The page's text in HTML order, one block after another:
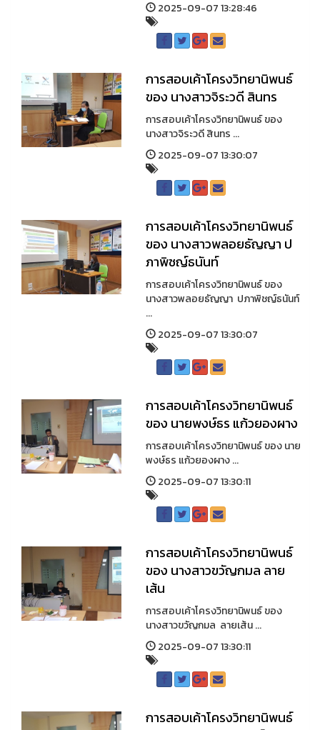
2025-09-07 13:28:46
การสอบเค้าโครงวิทยานิพนธ์
ของ นางสาวจิระวดี สินทร
การสอบเค้าโครงวิทยานิพนธ์ ของ
นางสาวจิระวดี สินทร ...
2025-09-07 13:30:07
การสอบเค้าโครงวิทยานิพนธ์
ของ นางสาวพลอยธัญญา ป
ภาพิชญ์ธนันท์
การสอบเค้าโครงวิทยานิพนธ์ ของ
นางสาวพลอยธัญญา ปภาพิชญ์ธนันท์
...
2025-09-07 13:30:07
การสอบเค้าโครงวิทยานิพนธ์
ของ นายพงษ์ธร แก้วยองผาง
การสอบเค้าโครงวิทยานิพนธ์ ของ นาย
พงษ์ธร แก้วยองผาง ...
2025-09-07 13:30:11
การสอบเค้าโครงวิทยานิพนธ์
ของ นางสาวขวัญกมล ลาย
เส้น
การสอบเค้าโครงวิทยานิพนธ์ ของ
นางสาวขวัญกมล ลายเส้น ...
2025-09-07 13:30:11
การสอบเค้าโครงวิทยานิพนธ์